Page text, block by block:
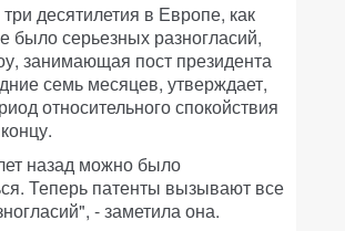
десятилетия в Европе, как
было серьезных разногласий,
занимающая пост президента
семь месяцев, утверждает,
относительного спокойствия
назад можно было
Теперь патенты вызывают все
- заметила она.